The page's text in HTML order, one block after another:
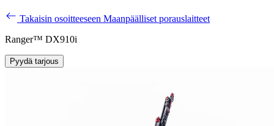
Takaisin osoitteeseen Maanpäälliset porauslaitteet
Ranger™ DX910i
Pyydä tarjous